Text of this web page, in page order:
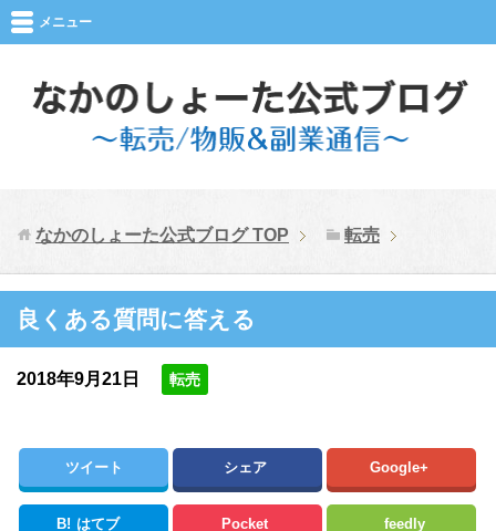
メニュー
なかのしょーた公式ブログTOP 転売
良くある質問に答える
2018年9月21日 転売
ツイート シェア Google+
B! はてブ Pocket feedly